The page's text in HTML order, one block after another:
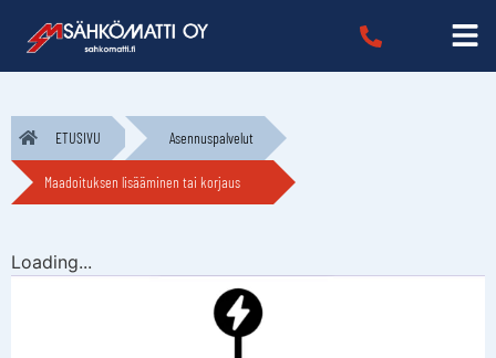
ETUSIVU Asennuspalvelut
Maadoituksen lisääminen tai korjaus
Loading...